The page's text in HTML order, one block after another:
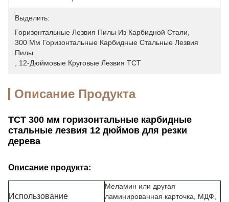
Выделить:
Горизонтальные Лезвия Пилы Из Карбидной Стали
300 Мм Горизонтальные Карбидные Стальные Лезвия
Пилы
12-Дюймовые Круговые Лезвия TCT
Описание Продукта
TCT 300 мм горизонтальные карбидные
стальные лезвия 12 дюймов для резки
дерева
Описание продукта:
Использование
Меламин или другая
ламинированная карточка, МДФ,